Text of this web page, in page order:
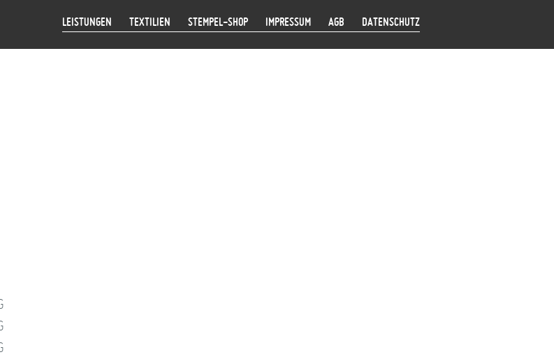
LEISTUNGEN TEXTILIEN STEMPEL-SHOP IMPRESSUM AGB DATENSCHUTZ